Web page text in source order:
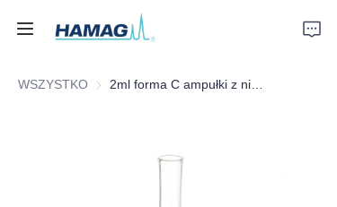
WSZYSTKO
Strona główna